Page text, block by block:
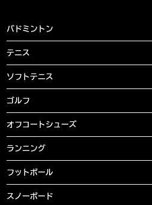
バドミントン
テニス
ソフトテニス
ゴルフ
オフコートシューズ
ランニング
フットボール
スノーボード